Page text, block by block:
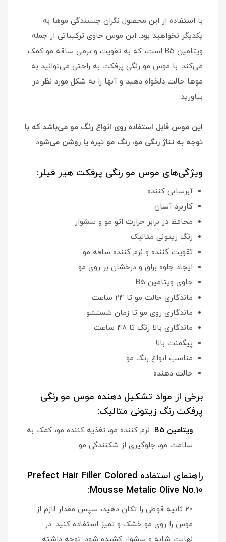
با استفاده از این محصول نگران چسبندگی موها به
یکدیگر نخواهید بود. این موس حاوی ترکیباتی از جمله
ویتامین B5 است، که به تقویت و نرمی ساقه مو کمک
می‌کند. با موس مو رنگی پرفکت به راحتی می‌توانید به
موها حالت دلخواه دهید و آنها را به شکل مورد نظر در
بیاورید.
این موس قابل استفاده روی انواع رنگ مو می‌باشد که با
توجه به تناژ رنگی مو، رنگ مو تیره یا روشن می‌شود.
ویژگی‌های موس مو رنگی پرفکت هیر فیلر:
آبرسانی کننده
کاربرد آسان
محافظ در برابر حرارت اتو مو و سشوار
رنگ زیتونی متالیک
تقویت کننده و نرم کننده ساقه مو
ایجاد جلوه براق و درخشان بر روی مو
حاوی ویتامین B5
ماندگاری حالت مو تا 24 ساعت
ماندگاری روی مو تا زمان شستشو
ماندگاری بالا رنگ تا 48 ساعت
پیگمنت بالا
مناسب انواع رنگ مو
حالت دهنده
برخی از مواد تشکیل دهنده موس مو رنگی
پرفکت رنگ زیتونی متالیک:
ویتامین B5:
نرم کننده مو، تغذیه کننده مو، کمک به
سلامت مو، جلوگیری از شکنندگی مو
راهنمای استفاده Prefect Hair Filler Colored
Mousse Metalic Olive No.10:
20 ثانیه قوطی را تکان دهید، سپس مقدار لازم از
موس را روی مو خشک و تمیز استفاده کنید. در
نهایت شانه و سشوار کشیده شود. توجه داشته